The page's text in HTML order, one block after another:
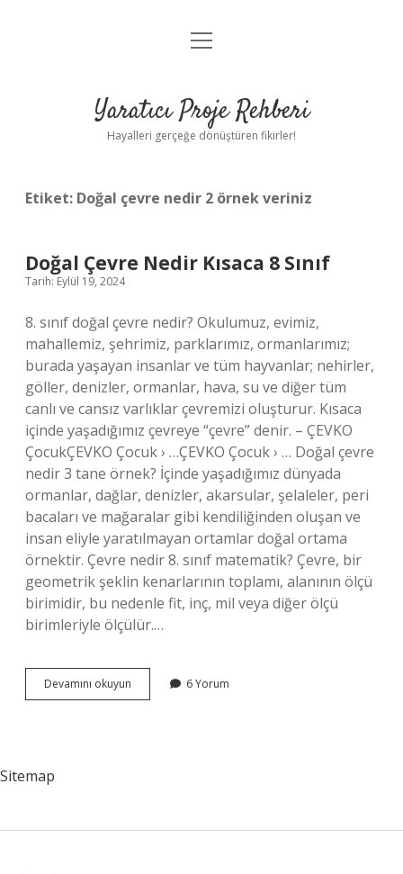
Anasayfa
Yasal Uyarı
menüyü
Yaratıcı Proje Rehberi
Hayalleri gerçeğe dönüştüren fikirler!
Etiket: Doğal çevre nedir 2 örnek veriniz
Doğal Çevre Nedir Kısaca 8 Sınıf
Tarih: Eylül 19, 2024
8. sınıf doğal çevre nedir? Okulumuz, evimiz,
mahallemiz, şehrimiz, parklarımız, ormanlarımız;
burada yaşayan insanlar ve tüm hayvanlar; nehirler,
göller, denizler, ormanlar, hava, su ve diğer tüm
canlı ve cansız varlıklar çevremizi oluşturur. Kısaca
içinde yaşadığımız çevreye “çevre” denir. – ÇEVKO
ÇocukÇEVKO Çocuk › …ÇEVKO Çocuk › … Doğal çevre
nedir 3 tane örnek? İçinde yaşadığımız dünyada
ormanlar, dağlar, denizler, akarsular, şelaleler, peri
bacaları ve mağaralar gibi kendiliğinden oluşan ve
insan eliyle yaratılmayan ortamlar doğal ortama
örnektir. Çevre nedir 8. sınıf matematik? Çevre, bir
geometrik şeklin kenarlarının toplamı, alanının ölçü
birimidir, bu nedenle fit, inç, mil veya diğer ölçü
birimleriyle ölçülür.…
Devamını okuyun
Çevre
6 Yorum
Sitemap